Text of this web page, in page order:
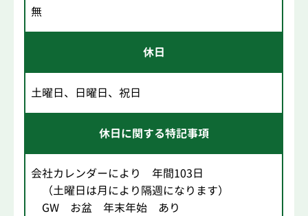
無
休日
土曜日、日曜日、祝日
休日に関する特記事項
会社カレンダーにより 年間103日
（土曜日は月により隔週になります）
GW お盆 年末年始 あり